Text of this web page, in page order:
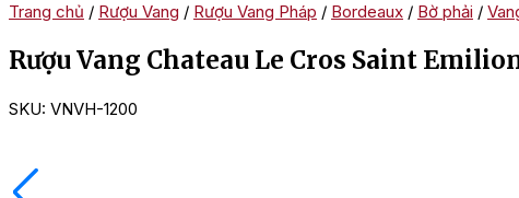
Trang chủ / Rượu Vang / Rượu Vang Pháp / Bordeaux / Bờ phải /
Rượu Vang Chateau Le Cros Saint
SKU: VNVH-1200